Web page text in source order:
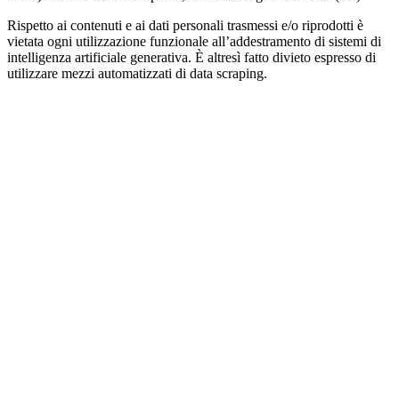
Rispetto ai contenuti e ai dati personali trasmessi e/o riprodotti è
vietata ogni utilizzazione funzionale all’addestramento di sistemi di
intelligenza artificiale generativa. È altresì fatto divieto espresso di
utilizzare mezzi automatizzati di data scraping.